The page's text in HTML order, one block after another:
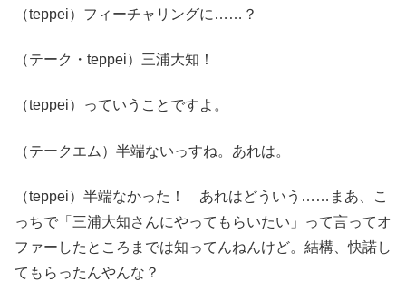
（teppei）フィーチャリングに……？
（テーク・teppei）三浦大知！
（teppei）っていうことですよ。
（テークエム）半端ないっすね。あれは。
（teppei）半端なかった！ あれはどういう……まあ、こ
っちで「三浦大知さんにやってもらいたい」って言ってオ
ファーしたところまでは知ってんねんけど。結構、快諾し
てもらったんやんな？